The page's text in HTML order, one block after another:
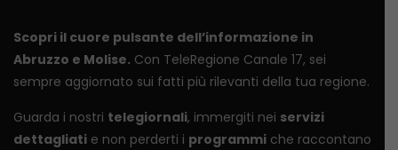
Scopri il cuore pulsante dell’informazione in
Abruzzo e Molise. Con TeleRegione Canale 17, sei
sempre aggiornato sui fatti più rilevanti della tua regione.
Guarda i nostri telegiornali, immergiti nei servizi
dettagliati e non perderti i programmi che raccontano